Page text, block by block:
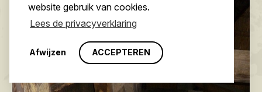
website gebruik van cookies.
Lees de privacyverklaring
Afwijzen ACCEPTEREN